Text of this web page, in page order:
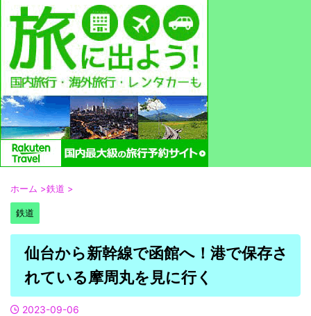
ホーム >鉄道 >
鉄道
仙台から新幹線で函館へ！港で保存さ
れている摩周丸を見に行く
2023-09-06